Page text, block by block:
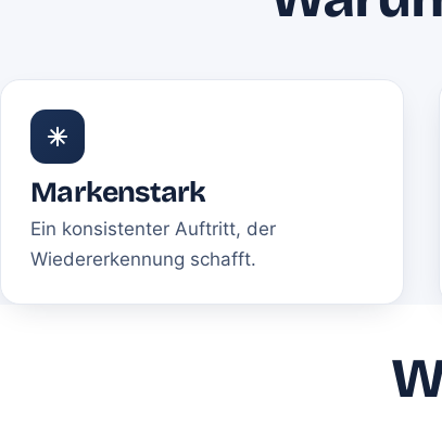
Markenstark
Ein konsistenter Auftritt, der
Wiedererkennung schafft.